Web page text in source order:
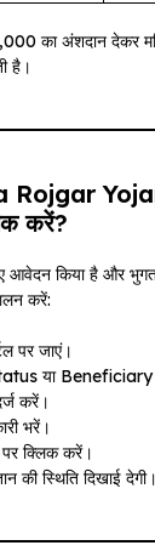
का अंशदान देकर
है।
Rojgar
करें?
किया है और
करें:
पर जाएं।
या Beneficiary
करें।
भरें।
क्लिक करें।
की स्थिति दिखाई देगी।